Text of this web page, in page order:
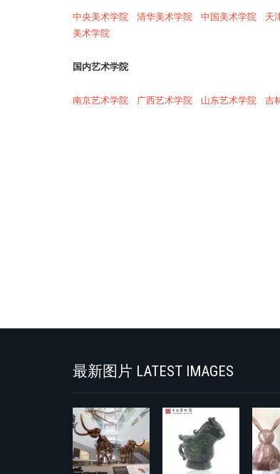
中央美术学院 清华美术学院 中国美术学院 天
美术学院
国内艺术学院
南京艺术学院 广西艺术学院 山东艺术学院 吉
最新图片 LATEST IMAGES